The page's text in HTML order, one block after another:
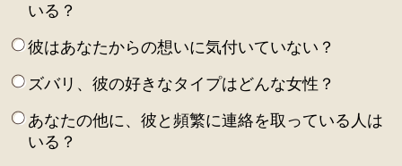
いる？
彼はあなたからの想いに気付いていない？
ズバリ、彼の好きなタイプはどんな女性？
あなたの他に、彼と頻繁に連絡を取っている人は
いる？